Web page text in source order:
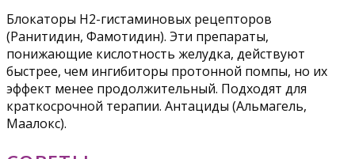
Блокаторы Н2-гистаминовых рецепторов
(Ранитидин, Фамотидин). Эти препараты,
понижающие кислотность желудка, действуют
быстрее, чем ингибиторы протонной помпы, но их
эффект менее продолжительный. Подходят для
краткосрочной терапии. Антациды (Альмагель,
Маалокс).